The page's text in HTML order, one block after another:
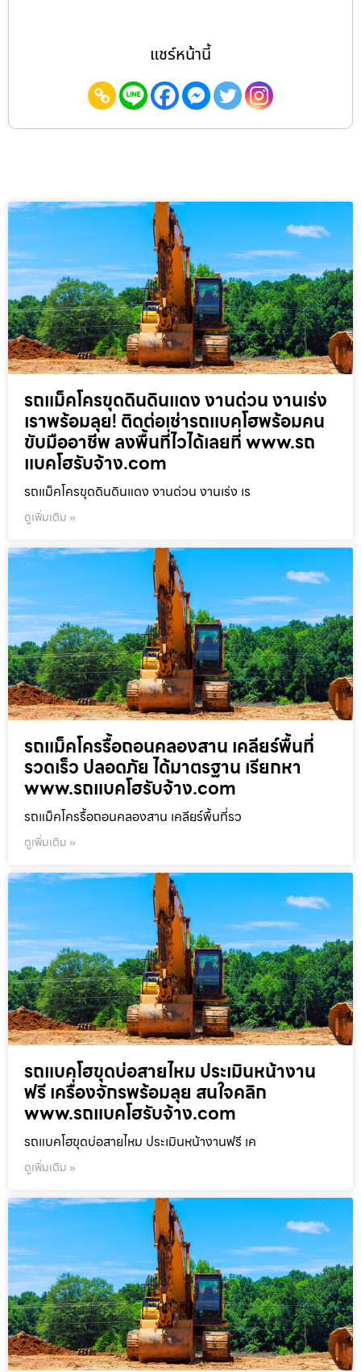
แชร์หน้านี้
รถแม็คโครขุดดินดินแดง งานด่วน งานเร่ง
เราพร้อมลุย! ติดต่อเช่ารถแบคโฮพร้อมคน
ขับมืออาชีพ ลงพื้นที่ไวได้เลยที่ www.รถ
แบคโฮรับจ้าง.com
รถแม็คโครขุดดินดินแดง งานด่วน งานเร่ง เร
ดูเพิ่มเติม »
รถแม็คโครรื้อถอนคลองสาน เคลียร์พื้นที่
รวดเร็ว ปลอดภัย ได้มาตรฐาน เรียกหา
www.รถแบคโฮรับจ้าง.com
รถแม็คโครรื้อถอนคลองสาน เคลียร์พื้นที่รว
ดูเพิ่มเติม »
รถแบคโฮขุดบ่อสายไหม ประเมินหน้างาน
ฟรี เครื่องจักรพร้อมลุย สนใจคลิก
www.รถแบคโฮรับจ้าง.com
รถแบคโฮขุดบ่อสายไหม ประเมินหน้างานฟรี เค
ดูเพิ่มเติม »